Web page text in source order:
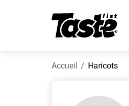
Accueil Haricots